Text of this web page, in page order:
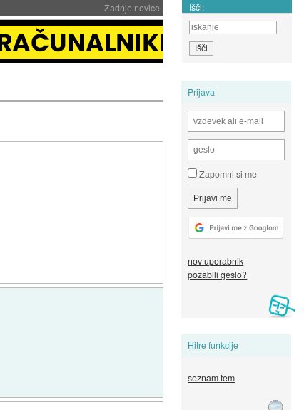
Zadnje novice Išči:
Prijava
Zapomni si me
nov uporabnik
pozabili geslo?
Hitre funkcije
seznam tem